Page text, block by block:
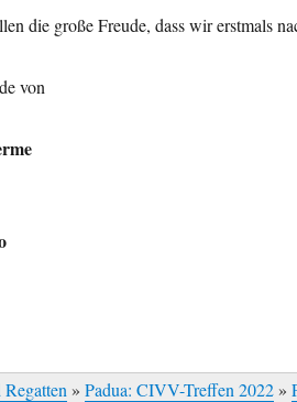
die große Freude, dass wir erstmals
von
»Padua: CIVV-Treffen 2022»